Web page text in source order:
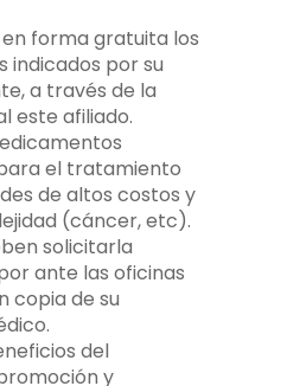
forma gratuita los
indicados por su
a través de la
este afiliado.
el tratamiento
de altos costos y
(cáncer, etc).
solicitarla
ante las oficinas
copia de su
del
y